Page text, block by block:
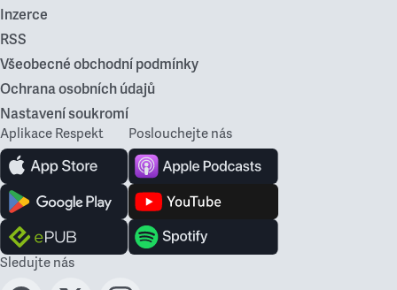
Inzerce
RSS
Všeobecné obchodní podmínky
Ochrana osobních údajů
Nastavení soukromí
Aplikace Respekt Poslouchejte nás
Sledujte nás